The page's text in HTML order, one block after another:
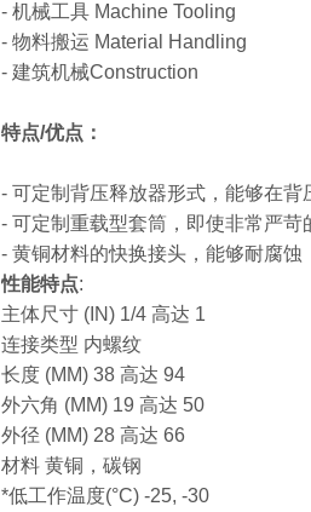
- 机械工具 Machine Tooling
- 物料搬运 Material Handling
- 建筑机械Construction
特点/优点：
- 可定制背压释放器形式，能够在背
- 可定制重载型套筒，即使非常严
- 黄铜材料的快换接头，能够耐腐蚀
性能特点:
主体尺寸 (IN) 1/4 高达 1
连接类型 内螺纹
长度 (MM) 38 高达 94
外六角 (MM) 19 高达 50
外径 (MM) 28 高达 66
材料 黄铜，碳钢
*低工作温度(°C) -25, -30